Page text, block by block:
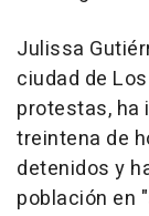
Julissa
ciudad de
protestas, ha
treintena de
detenidos y
población en